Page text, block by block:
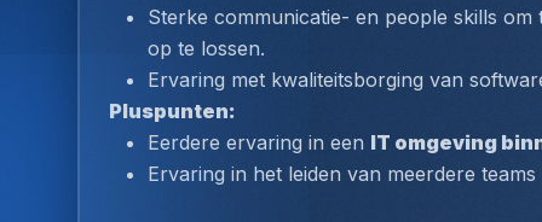
Sterke communicatie- en people skills
op te lossen.
Ervaring met kwaliteitsborging van
Pluspunten:
Eerdere ervaring in een IT omgeving
Ervaring in het leiden van meerdere teams